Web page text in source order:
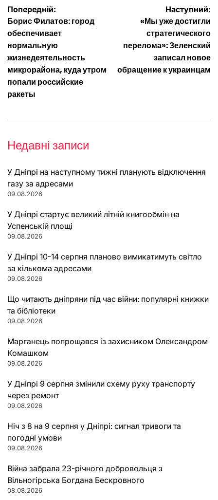
Навігація
записів
Попередній:
Борис Филатов: город
обеспечивает
нормальную
жизнедеятельность
микрорайона, куда утром
попали российские
ракеты
Наступний:
«Мы уже достигли
стратегического
перелома»: Зеленский
записал новое
обращение к украинцам
Недавні записи
У Дніпрі на наступному тижні планують відключення
газу за адресами
09.08.2026
У Дніпрі стартує великий літній книгообмін на
Успенській площі
09.08.2026
У Дніпрі 10-14 серпня планово вимикатимуть світло
за кількома адресами
09.08.2026
Що читають дніпряни під час війни: популярні книжки
та бібліотеки
09.08.2026
Марганець попрощався із захисником Олександром
Комашком
09.08.2026
У Дніпрі 9 серпня змінили схему руху транспорту
через ремонт
09.08.2026
Ніч з 8 на 9 серпня у Дніпрі: сигнал тривоги та
погодні умови
09.08.2026
Війна забрала 23-річного добровольця з
Вільногірська Богдана Бескровного
08.08.2026